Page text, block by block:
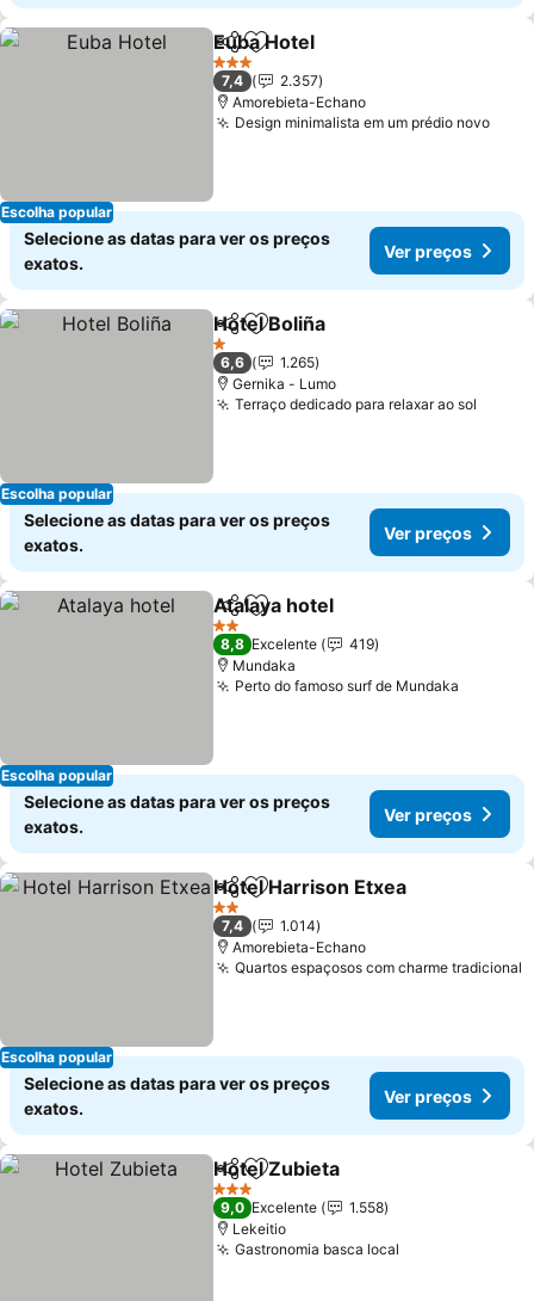
Escolha popular
PartilharAdicionar aos favoritos
Euba Hotel
3 Estrelas
7,4
2.357
Amorebieta-Echano
Design minimalista em um prédio novo
Selecione as datas para ver os preços
exatos.
Ver preços
Escolha popular
PartilharAdicionar aos favoritos
Hotel Boliña
1 Estrelas
6,6
1.265
Gernika - Lumo
Terraço dedicado para relaxar ao sol
Selecione as datas para ver os preços
exatos.
Ver preços
Escolha popular
PartilharAdicionar aos favoritos
Atalaya hotel
2 Estrelas
8,8 Excelente
419
Mundaka
Perto do famoso surf de Mundaka
Selecione as datas para ver os preços
exatos.
Ver preços
Escolha popular
PartilharAdicionar aos favoritos
Hotel Harrison Etxea
2 Estrelas
7,4
1.014
Amorebieta-Echano
Quartos espaçosos com charme tradicional
Selecione as datas para ver os preços
exatos.
Ver preços
PartilharAdicionar aos favoritos
Hotel Zubieta
3 Estrelas
9,0 Excelente
1.558
Lekeitio
Gastronomia basca local